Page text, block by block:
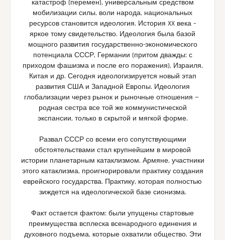
катастроф (перемен), универсальным средством
мобилизации силы, воли народа, национальных
ресурсов становится идеология. История XX века –
яркое тому свидетельство. Идеология была базой
мощного развития государственно-экономического
потенциала СССР, Германии (притом дважды: с
приходом фашизма и после его поражения), Израиля,
Китая и др. Сегодня идеологизируется новый этап
развития США и Западной Европы. Идеология
глобализации через рынок и рыночные отношения —
родная сестра все той же коммунистической
экспансии, только в скрытой и мягкой форме.
Развал СССР со всеми его сопутствующими
обстоятельствами стал крупнейшим в мировой
истории планетарным катаклизмом. Армяне, участники
этого катаклизма, проигнорировали практику создания
еврейского государства. Практику, которая полностью
зиждется на идеологической базе сионизма.
Факт остается фактом: были упущены стартовые
преимущества всплеска всенародного единения и
духовного подъема, которые охватили общество. Эти